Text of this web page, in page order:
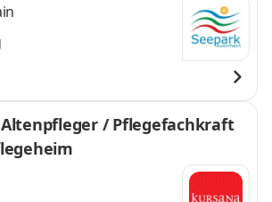
/ Pflegefachkraft